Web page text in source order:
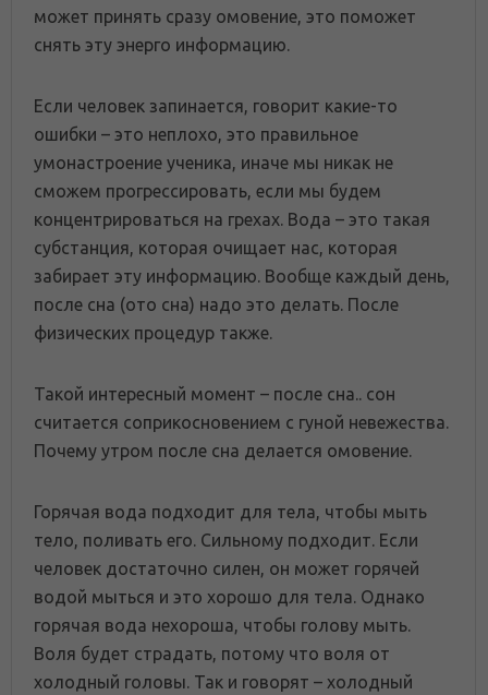
может принять сразу омовение, это поможет
снять эту энерго информацию.
Если человек запинается, говорит какие-то
ошибки – это неплохо, это правильное
умонастроение ученика, иначе мы никак не
сможем прогрессировать, если мы будем
концентрироваться на грехах. Вода – это такая
субстанция, которая очищает нас, которая
забирает эту информацию. Вообще каждый день,
после сна (ото сна) надо это делать. После
физических процедур также.
Такой интересный момент – после сна.. сон
считается соприкосновением с гуной невежества.
Почему утром после сна делается омовение.
Горячая вода подходит для тела, чтобы мыть
тело, поливать его. Сильному подходит. Если
человек достаточно силен, он может горячей
водой мыться и это хорошо для тела. Однако
горячая вода нехороша, чтобы голову мыть.
Воля будет страдать, потому что воля от
холодный головы. Так и говорят – холодный